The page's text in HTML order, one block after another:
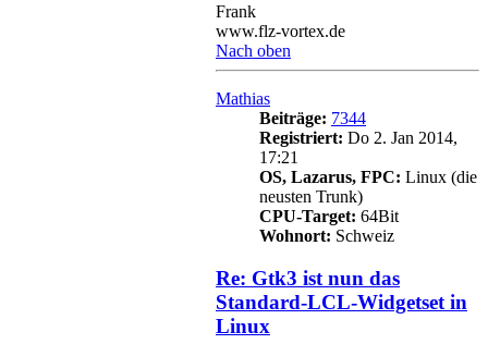
Frank
www.flz-vortex.de
Nach oben
Mathias
Beiträge: 7344
Registriert: Do 2. Jan 2014,
17:21
OS, Lazarus, FPC: Linux (die
neusten Trunk)
CPU-Target: 64Bit
Wohnort: Schweiz
Re: Gtk3 ist nun das
Standard-LCL-Widgetset in
Linux